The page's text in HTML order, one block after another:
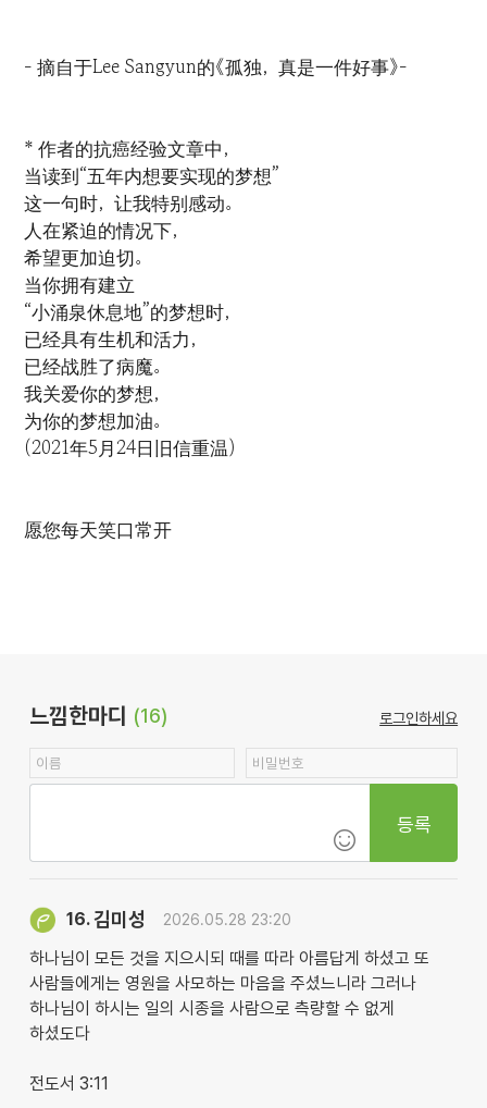
- 摘自于Lee Sangyun的《孤独，真是一件好事》-
* 作者的抗癌经验文章中，
当读到“五年内想要实现的梦想”
这一句时，让我特别感动。
人在紧迫的情况下，
希望更加迫切。
当你拥有建立
“小涌泉休息地”的梦想时，
已经具有生机和活力，
已经战胜了病魔。
我关爱你的梦想，
为你的梦想加油。
(2021年5月24日旧信重温)
愿您每天笑口常开
느낌한마디 (16) 로그인하세요
등록
16.김미성 2026.05.28 23:20
하나님이 모든 것을 지으시되 때를 따라 아름답게 하셨고 또
사람들에게는 영원을 사모하는 마음을 주셨느니라 그러나
하나님이 하시는 일의 시종을 사람으로 측량할 수 없게
하셨도다
전도서 3:11